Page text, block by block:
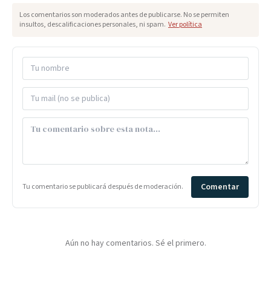
Los comentarios son moderados antes de publicarse. No se permiten
insultos, descalificaciones personales, ni spam. Ver política
Tu comentario se publicará después de moderación. Comentar
Aún no hay comentarios. Sé el primero.